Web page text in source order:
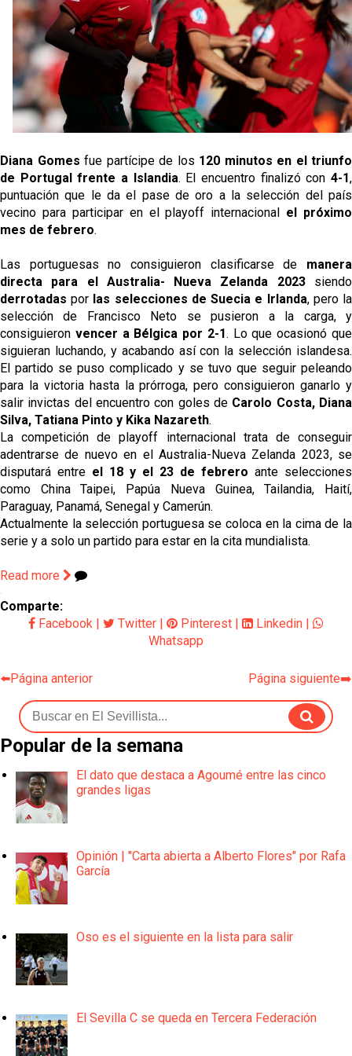
El dato que destaca a Agoumé entre las cinco
grandes ligas
Juanlu de vuelta a Sevilla para cerrar su fichaje a la
Premier
El Granada negocia con el Sevilla FC por Alberto
Flores
El Sevilla continúa con despidos y rechaza una
oferta de 420 millones por el club
Diana Gomes fue partícipe de los 120 minutos en el triunfo
de Portugal frente a Islandia. El encuentro finalizó con 4-1,
puntuación que le da el pase de oro a la selección del país
vecino para participar en el playoff internacional el próximo
mes de febrero.
Las portuguesas no consiguieron clasificarse de manera
directa para el Australia- Nueva Zelanda 2023
derrotadas por las selecciones de Suecia e Irlanda, pero la
selección de Francisco Neto se pusieron a la carga, y
consiguieron vencer a Bélgica por 2-1. Lo que ocasionó que
siguieran luchando, y acabando así con la selección islandesa.
El partido se puso complicado y se tuvo que seguir peleando
para la victoria hasta la prórroga, pero consiguieron ganarlo y
salir invictas del encuentro con goles de Carolo Costa, Diana
Silva, Tatiana Pinto y Kika Nazareth.
La competición de playoff internacional trata de conseguir
adentrarse de nuevo en el Australia-Nueva Zelanda 2023, se
disputará entre el 18 y el 23 de febrero ante selecciones
como China Taipei, Papúa Nueva Guinea, Tailandia, Haití,
Paraguay, Panamá, Senegal y Camerún.
Actualmente la selección portuguesa se coloca en la cima de la
serie y a solo un partido para estar en la cita mundialista.
Read more
Comparte:
Facebook | Twitter | Pinterest | Linkedin |
Whatsapp
⬅️Página anterior Página siguiente➡️
Popular de la semana
El dato que destaca a Agoumé entre las cinco
grandes ligas
Opinión | "Carta abierta a Alberto Flores" por Rafa
García
Oso es el siguiente en la lista para salir
El Sevilla C se queda en Tercera Federación